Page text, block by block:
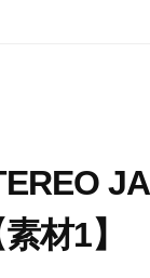
材1】